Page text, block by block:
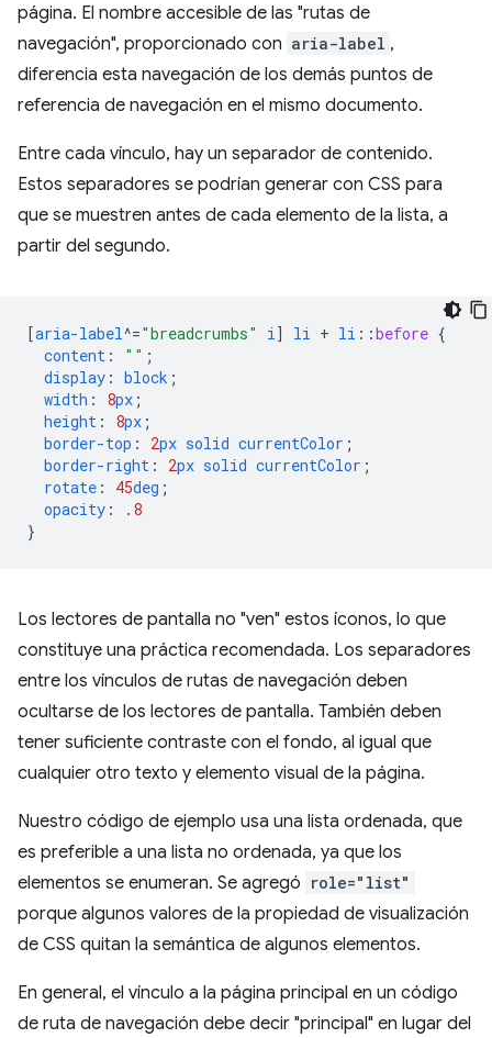
página. El nombre accesible de las "rutas de
navegación", proporcionado con aria-label ,
diferencia esta navegación de los demás puntos de
referencia de navegación en el mismo documento.
Entre cada vínculo, hay un separador de contenido.
Estos separadores se podrían generar con CSS para
que se muestren antes de cada elemento de la lista, a
partir del segundo.
[aria-label^="breadcrumbs" i ] li + li ::before {
content : "" ;
display : block ;
width : 8px ;
height : 8px ;
border-top : 2px solid currentColor ;
border-right : 2px solid currentColor ;
rotate : 45deg ;
opacity :
.8
}
Los lectores de pantalla no "ven" estos íconos, lo que
constituye una práctica recomendada. Los separadores
entre los vínculos de rutas de navegación deben
ocultarse de los lectores de pantalla. También deben
tener suficiente contraste con el fondo, al igual que
cualquier otro texto y elemento visual de la página.
Nuestro código de ejemplo usa una lista ordenada, que
es preferible a una lista no ordenada, ya que los
elementos se enumeran. Se agregó role="list"
porque algunos valores de la propiedad de visualización
de CSS quitan la semántica de algunos elementos.
En general, el vínculo a la página principal en un código
de ruta de navegación debe decir "principal" en lugar del